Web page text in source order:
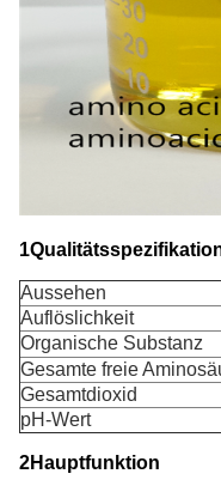
Aussehen
Auflöslichkeit
Organische Substanz
Gesamte freie
Gesamtdioxid
pH-Wert
2Hauptfunktion